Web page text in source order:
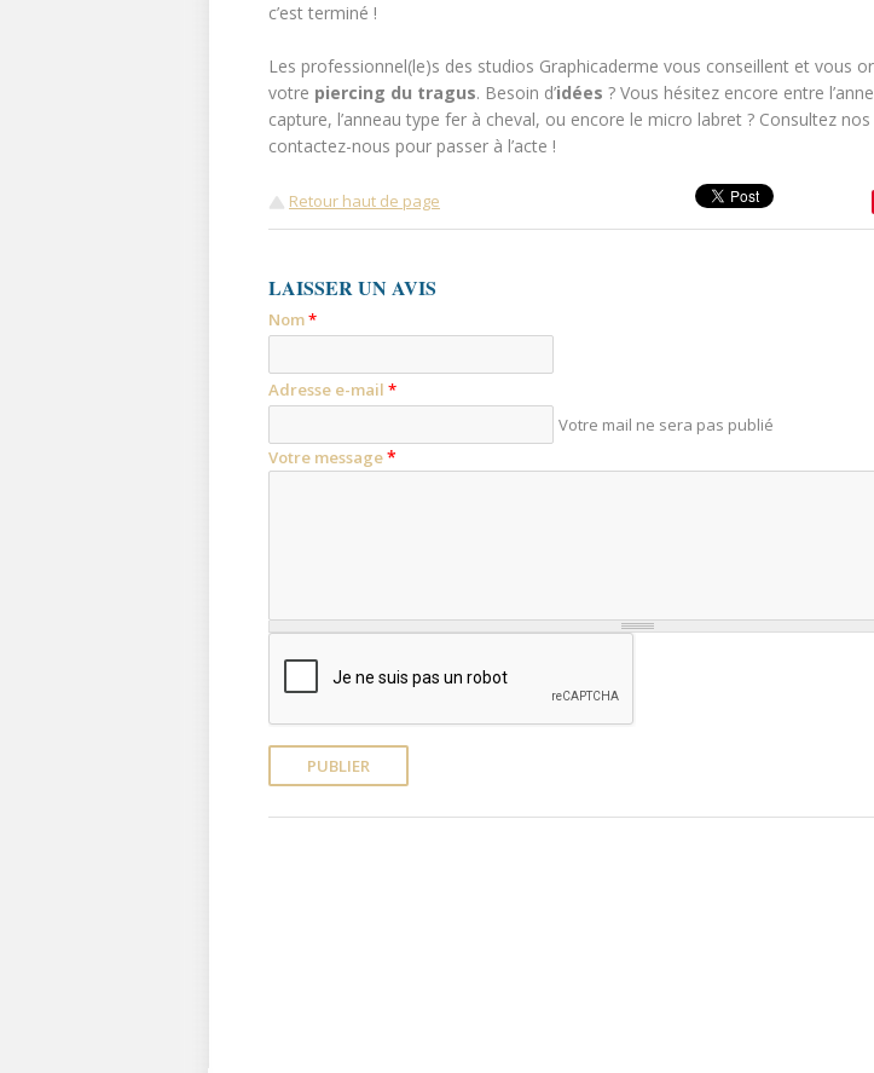
c’est terminé !
Les professionnel(le)s des studios Graphicaderme vous conseillent et vous
votre piercing du tragus. Besoin d’idées ? Vous hésitez encore entre
capture, l’anneau type fer à cheval, ou encore le micro labret ? Consultez nos
contactez-nous pour passer à l’acte !
Retour haut de page
LAISSER UN AVIS
Nom*
Adresse e-mail *
Votre mail ne sera pas publié
Votre message*